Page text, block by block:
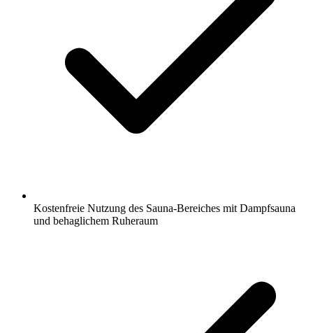
Kostenfreie Nutzung des Sauna-Bereiches mit Dampfsauna
und behaglichem Ruheraum